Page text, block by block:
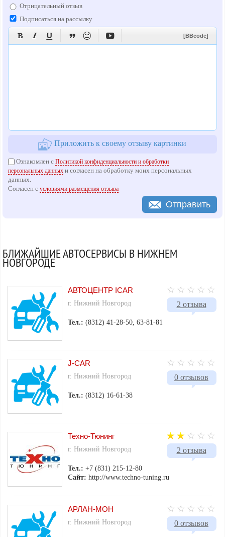
Отрицательный отзыв
Подписаться на рассылку
      [BBcode]
Приложить к своему отзыву картинки
Ознакомлен сПолитикой конфиденциальности и обработки
персональных данных и согласен на обработку моих персональных
данных.
Согласен сусловиями размещения отзыва
Отправить
БЛИЖАЙШИЕ АВТОСЕРВИСЫ В НИЖНЕМ
НОВГОРОДЕ
2 отзыва
АВТОЦЕНТР ICAR
г. Нижний Новгород
Тел.:(8312) 41-28-50, 63-81-81
0 отзывов
J-CAR
г. Нижний Новгород
Тел.:(8312) 16-61-38
2 отзыва
Техно-Тюнинг
г. Нижний Новгород
Тел.:+7 (831) 215-12-80
Сайт: http://www.techno-tuning.ru
0 отзывов
АРЛАН-МОН
г. Нижний Новгород